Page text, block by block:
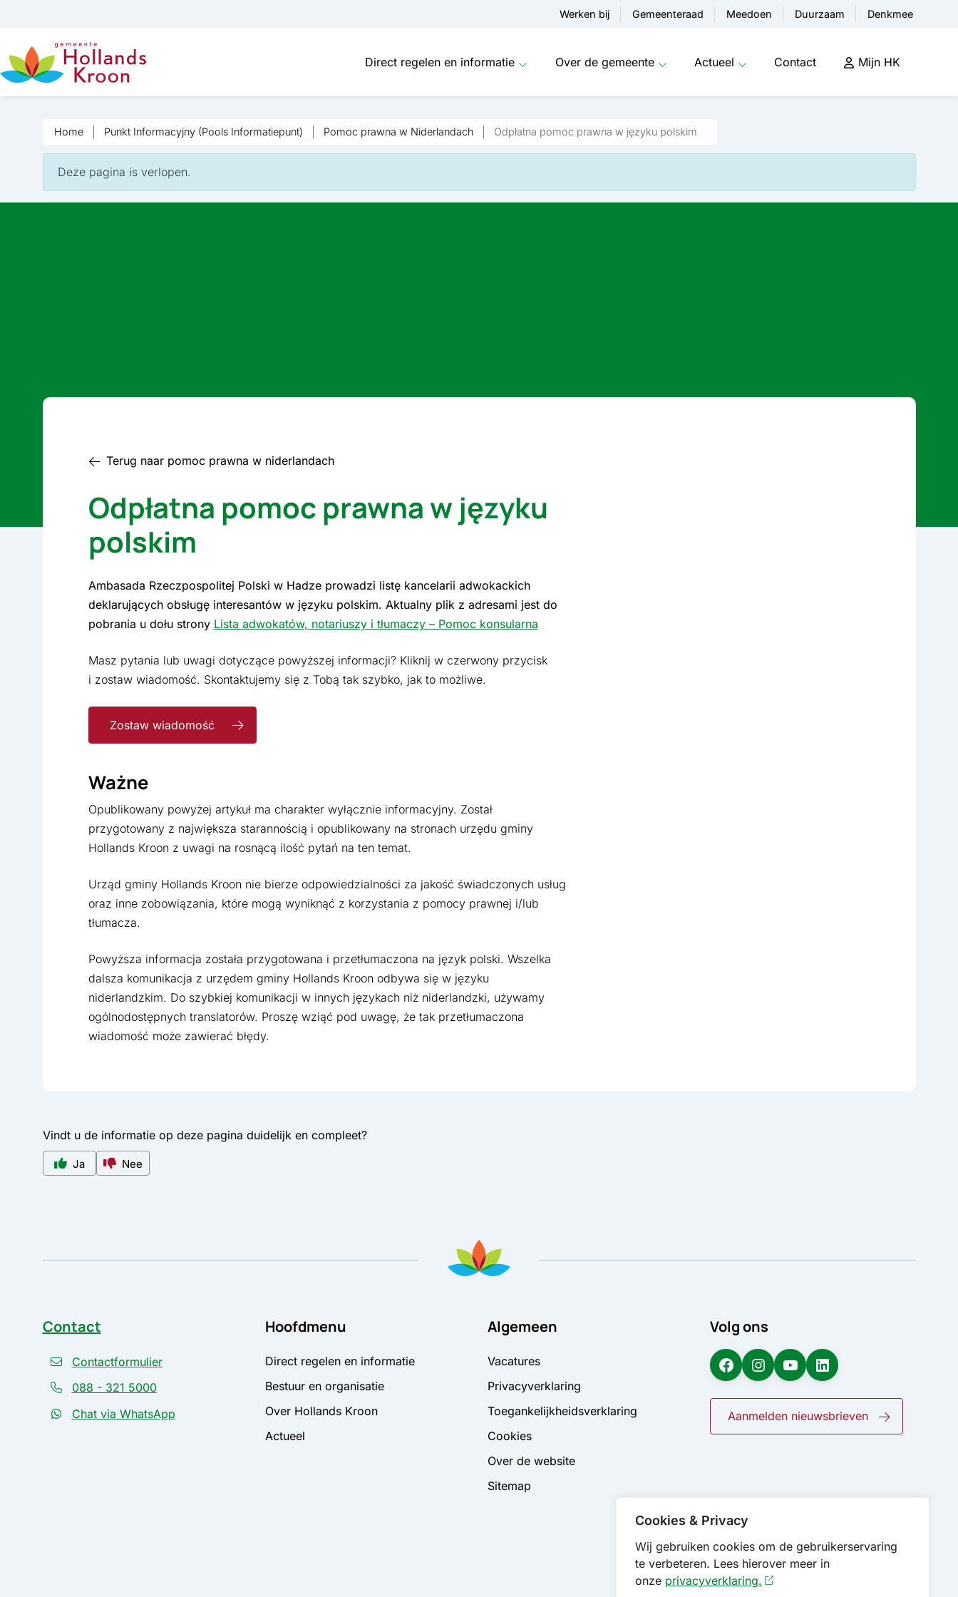
Cookies & Privacy
Wij gebruiken cookies om de gebruikerservaring
te verbeteren. Lees hierover meer in
onze privacyverklaring.
Werken bij Gemeenteraad Meedoen Duurzaam Denkmee
Direct regelen en informatie Over de gemeente Actueel Contact Mijn HK
Home Punkt Informacyjny (Pools Informatiepunt) Pomoc prawna w Niderlandach Odpłatna pomoc prawna w języku polskim
Deze pagina is verlopen.
Terug naar pomoc prawna w niderlandach
Odpłatna pomoc prawna w języku
polskim
Ambasada Rzeczpospolitej Polski w Hadze prowadzi listę kancelarii adwokackich
deklarujących obsługę interesantów w języku polskim. Aktualny plik z adresami jest do
pobrania u dołu strony Lista adwokatów, notariuszy i tłumaczy – Pomoc konsularna
Masz pytania lub uwagi dotyczące powyższej informacji? Kliknij w czerwony przycisk
i zostaw wiadomość. Skontaktujemy się z Tobą tak szybko, jak to możliwe.
Zostaw wiadomość
Ważne
Opublikowany powyżej artykuł ma charakter wyłącznie informacyjny. Został
przygotowany z największa starannością i opublikowany na stronach urzędu gminy
Hollands Kroon z uwagi na rosnącą ilość pytań na ten temat.
Urząd gminy Hollands Kroon nie bierze odpowiedzialności za jakość świadczonych usług
oraz inne zobowiązania, które mogą wyniknąć z korzystania z pomocy prawnej i/lub
tłumacza.
Powyższa informacja została przygotowana i przetłumaczona na język polski. Wszelka
dalsza komunikacja z urzędem gminy Hollands Kroon odbywa się w języku
niderlandzkim. Do szybkiej komunikacji w innych językach niż niderlandzki, używamy
ogólnodostępnych translatorów. Proszę wziąć pod uwagę, że tak przetłumaczona
wiadomość może zawierać błędy.
Vindt u de informatie op deze pagina duidelijk en compleet?
Ja Nee
Contact
Contactformulier
088 - 321 5000
Chat via WhatsApp
Hoofdmenu
Direct regelen en informatie
Bestuur en organisatie
Over Hollands Kroon
Actueel
Algemeen
Vacatures
Privacyverklaring
Toegankelijkheidsverklaring
Cookies
Over de website
Sitemap
Volg ons
Facebook
Instagram
YouTubeLinkedIn
Aanmelden nieuwsbrieven